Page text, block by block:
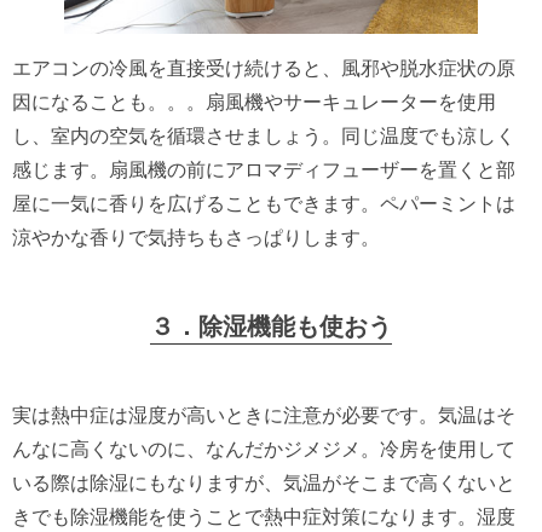
エアコンの冷風を直接受け続けると、風邪や脱水症状の原
因になることも。。。扇風機やサーキュレーターを使用
し、室内の空気を循環させましょう。同じ温度でも涼しく
感じます。扇風機の前にアロマディフューザーを置くと部
屋に一気に香りを広げることもできます。ペパーミントは
涼やかな香りで気持ちもさっぱりします。
３．除湿機能も使おう
実は熱中症は湿度が高いときに注意が必要です。気温はそ
んなに高くないのに、なんだかジメジメ。冷房を使用して
いる際は除湿にもなりますが、気温がそこまで高くないと
きでも除湿機能を使うことで熱中症対策になります。湿度